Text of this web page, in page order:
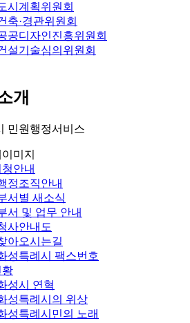
시계획위원회
축·경관위원회
공디자인진흥위원회
설기술심의위원회
개
민원행정서비스
안내
정조직안내
서별 새소식
서 및 업무 안내
사안내도
아오시는길
성특례시 팩스번호
황
성시 연혁
성특례시의 위상
성특례시민의 노래